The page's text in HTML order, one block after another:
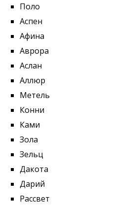
Поло
Аспен
Афина
Аврора
Аслан
Аллюр
Метель
Конни
Ками
Зола
Зельц
Дакота
Дарий
Рассвет